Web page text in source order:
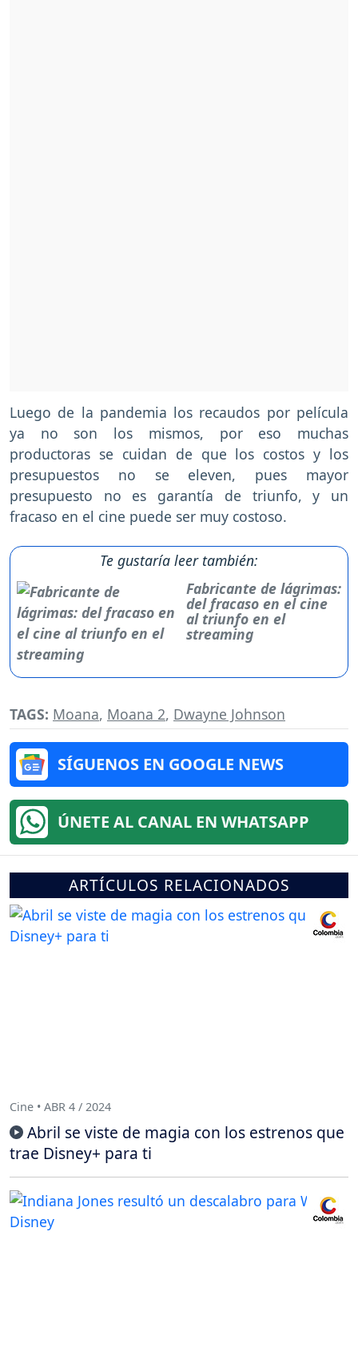
Luego de la pandemia los recaudos por película
ya no son los mismos, por eso muchas
productoras se cuidan de que los costos y los
presupuestos no se eleven, pues mayor
presupuesto no es garantía de triunfo, y un
fracaso en el cine puede ser muy costoso.
Te gustaría leer también:
Fabricante de lágrimas:
del fracaso en el cine
al triunfo en el
streaming
TAGS: Moana, Moana 2, Dwayne Johnson
SÍGUENOS EN GOOGLE NEWS
ÚNETE AL CANAL EN WHATSAPP
ARTÍCULOS RELACIONADOS
Cine • ABR 4 / 2024
Abril se viste de magia con los estrenos que
trae Disney+ para ti